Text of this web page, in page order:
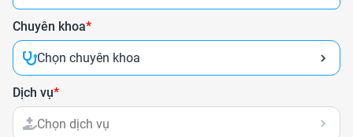
Chuyên khoa*
Chọn chuyên khoa
Dịch vụ*
Chọn dịch vụ